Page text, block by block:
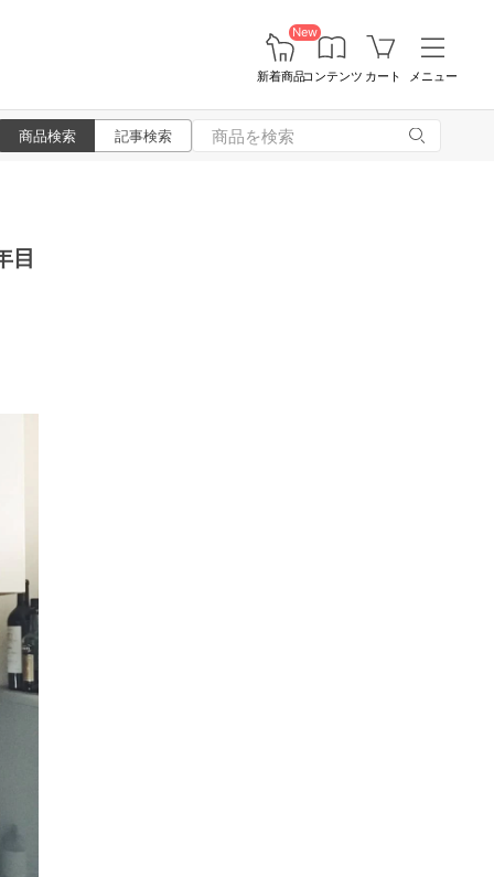
New
新着商品コンテンツ カート メニュー
商品検索 記事検索
目